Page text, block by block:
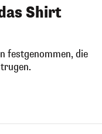
Shirt
festgenommen, die